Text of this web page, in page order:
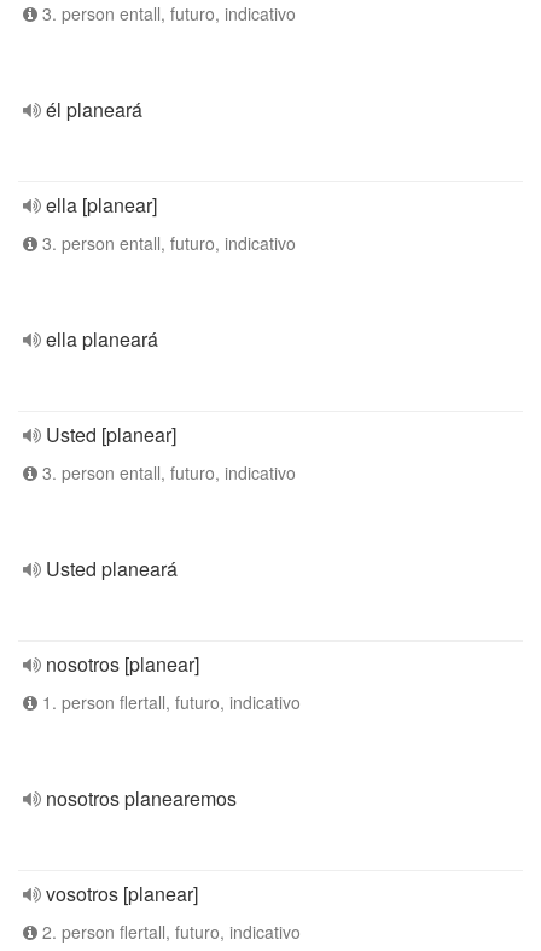
3. person entall, futuro, indicativo
él planeará
ella [planear]
3. person entall, futuro, indicativo
ella planeará
Usted [planear]
3. person entall, futuro, indicativo
Usted planeará
nosotros [planear]
1. person flertall, futuro, indicativo
nosotros planearemos
vosotros [planear]
2. person flertall, futuro, indicativo